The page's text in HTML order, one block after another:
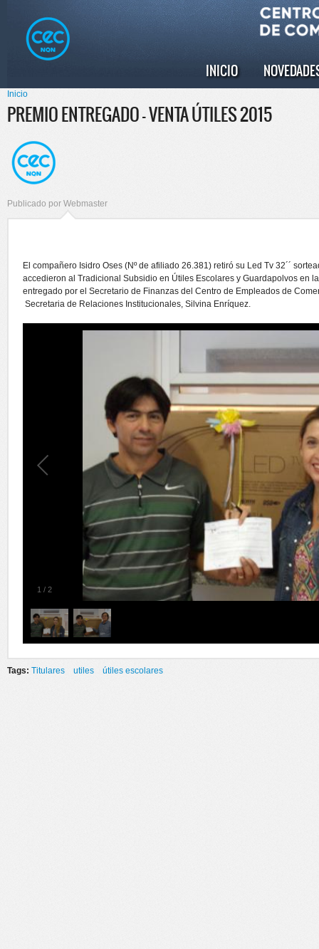
principal
Menú principal
INICIO
Se encuentra usted aquí
Inicio
PREMIO ENTREGADO - VENTA ÚTILES 2015
Publicado por Webmaster
El compañero Isidro Oses (Nº de afiliado 26.381) retiró su Led Tv 32´´
accedieron al Tradicional Subsidio en Útiles Escolares y Guardapolvos en
entregado por el Secretario de Finanzas del Centro de Empleados de
Secretaria de Relaciones Institucionales, Silvina Enríquez.
1 / 2
Tags: Titulares utiles útiles escolares